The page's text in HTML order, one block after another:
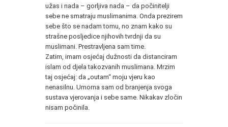
užas i nada – gorljiva nada – da počinitelji
sebe ne smatraju muslimanima. Onda prezirem
sebe što se nadam tomu, no znam kako su
strašne posljedice njihovih tvrdnji da su
muslimani. Prestravljena sam time.
Zatim, imam osjećaj dužnosti da distanciram
islam od djela takozvanih muslimana. Mrzim
taj osjećaj: da „outam“ moju vjeru kao
nenasilnu. Umorna sam od branjenja svoga
sustava vjerovanja i sebe same. Nikakav zločin
nisam počinila.